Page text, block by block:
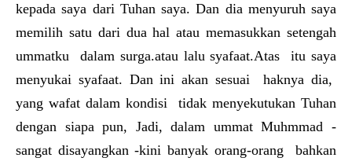
kepada saya dari Tuhan saya. Dan dia menyuruh saya
memilih satu dari dua hal atau memasukkan setengah
ummatku dalam surga.atau lalu syafaat.Atas itu saya
menyukai syafaat. Dan ini akan sesuai haknya dia,
yang wafat dalam kondisi tidak menyekutukan Tuhan
dengan siapa pun, Jadi, dalam ummat Muhmmad -
sangat disayangkan -kini banyak orang-orang bahkan